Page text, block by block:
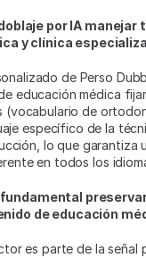
por IA manejar
y clínica
de Perso
educación médica
(vocabulario de
específico de la
lo que garantiza
en todos los
fundamental
de educación
es parte de la señal